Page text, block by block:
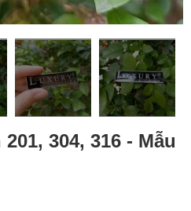
304, 316 - Mẫu